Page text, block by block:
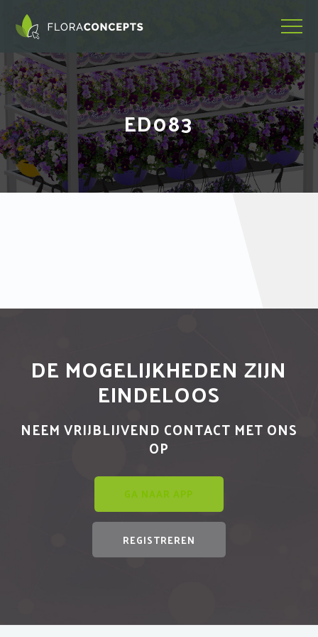
ED083
DE MOGELIJKHEDEN ZIJN
EINDELOOS
NEEM VRIJBLIJVEND CONTACT MET ONS
OP
GA NAAR APP
REGISTREREN